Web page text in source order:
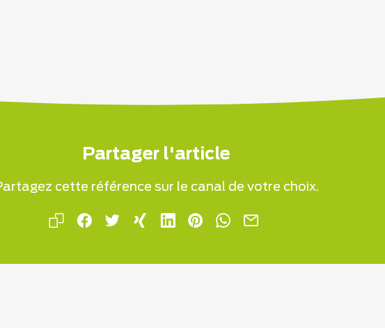
Partager l'article
cette référence sur le canal de votre choix.